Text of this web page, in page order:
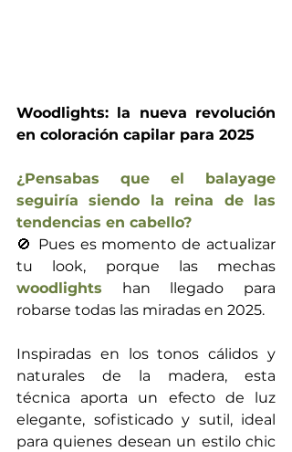
Woodlights: la nueva revolución
en coloración capilar para 2025
¿Pensabas que el balayage
seguiría siendo la reina de las
tendencias en cabello?
🚫 Pues es momento de actualizar
woodlights han llegado para
robarse todas las miradas en 2025.
Inspiradas en los tonos cálidos y
naturales de la madera, esta
técnica aporta un efecto de luz
elegante, sofisticado y sutil, ideal
para quienes desean un estilo chic